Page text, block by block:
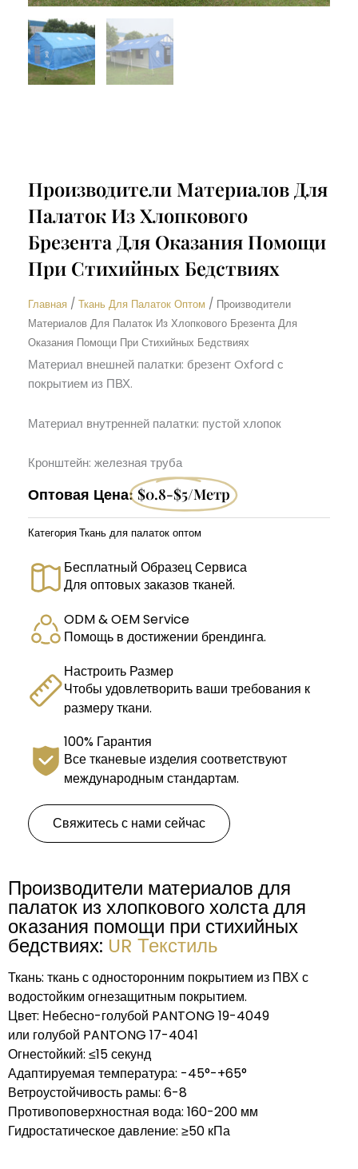
Производители Материалов Для
Палаток Из Хлопкового
Брезента Для Оказания Помощи
При Стихийных Бедствиях
Главная / Ткань Для Палаток Оптом / Производители
Материалов Для Палаток Из Хлопкового Брезента Для
Оказания Помощи При Стихийных Бедствиях
Материал внешней палатки: брезент Oxford с
покрытием из ПВХ.
Материал внутренней палатки: пустой хлопок
Кронштейн: железная труба
Оптовая Цена: $0.8-$5/метр
КатегорияТкань для палаток оптом
Бесплатный Образец Сервиса
Для оптовых заказов тканей.
ODM & OEM Service
Помощь в достижении брендинга.
Настроить Размер
Чтобы удовлетворить ваши требования к
размеру ткани.
100% Гарантия
Все тканевые изделия соответствуют
международным стандартам.
Свяжитесь с нами сейчас
Производители материалов для
палаток из хлопкового холста для
оказания помощи при стихийных
бедствиях: UR Текстиль
Ткань: ткань с односторонним покрытием из ПВХ с
водостойким огнезащитным покрытием.
Цвет: Небесно-голубой PANTONG 19-4049
или голубой PANTONG 17-4041
Огнестойкий: ≤15 секунд
Адаптируемая температура: -45°-+65°
Ветроустойчивость рамы: 6-8
Противоповерхностная вода: 160-200 мм
Гидростатическое давление: ≥50 кПа